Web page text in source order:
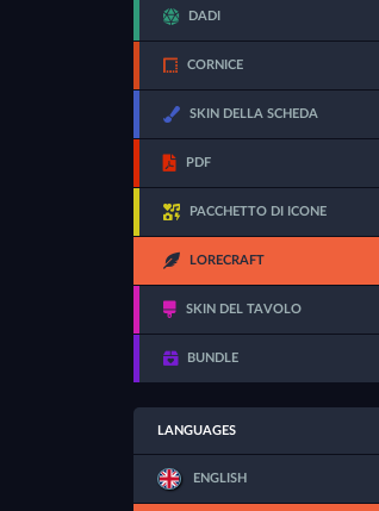
DADI
CORNICE
SKIN DELLA SCHEDA
PDF
PACCHETTO DI ICONE
LORECRAFT
SKIN DEL TAVOLO
BUNDLE
LANGUAGES
ENGLISH